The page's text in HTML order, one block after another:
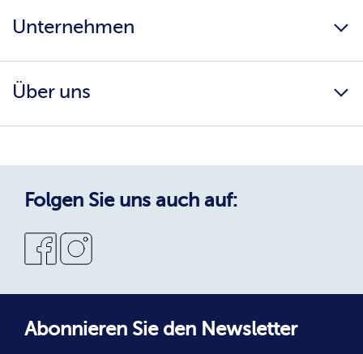
bofrost* Home
Ernährungsberatung
Infos & Downloads
Unternehmen
AGB
Datenschutzerklärung
Cookie-Richtlinie
Über uns
Neukunde bei bofrost*
Folgen Sie uns auch auf:
Abonnieren Sie den Newsletter